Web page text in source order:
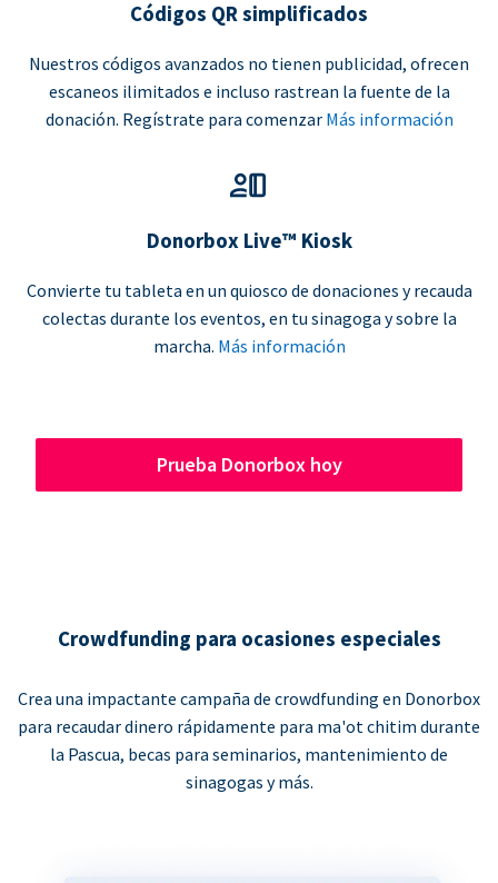
Códigos QR simplificados
Nuestros códigos avanzados no tienen publicidad, ofrecen
escaneos ilimitados e incluso rastrean la fuente de la
donación. Regístrate para comenzar Más información
Donorbox Live™ Kiosk
Convierte tu tableta en un quiosco de donaciones y recauda
colectas durante los eventos, en tu sinagoga y sobre la
marcha. Más información
Prueba Donorbox hoy
Crowdfunding para ocasiones especiales
Crea una impactante campaña de crowdfunding en Donorbox
para recaudar dinero rápidamente para ma'ot chitim durante
la Pascua, becas para seminarios, mantenimiento de
sinagogas y más.